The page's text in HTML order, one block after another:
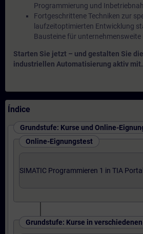
Programmierung und
Fortgeschrittene Techniken zur
laufzeitoptimierten Entwicklung
Bausteine für unternehmensweite
Starten Sie jetzt – und gestalten Sie
industriellen Automatisierung aktiv mit.
Índice
Grundstufe: Kurse und Online-
Online-Eignungstest
SIMATIC Programmieren 1 in TIA Portal
Grundstufe: Kurse in